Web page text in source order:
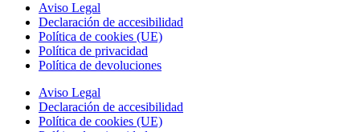
Aviso Legal
Declaración de accesibilidad
Política de cookies (UE)
Política de privacidad
Política de devoluciones
Aviso Legal
Declaración de accesibilidad
Política de cookies (UE)